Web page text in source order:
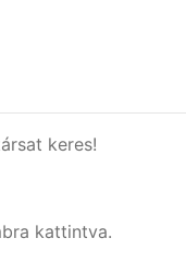
keres!
kattintva.